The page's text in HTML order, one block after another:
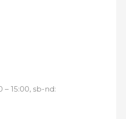
– 15:00, sb-nd: